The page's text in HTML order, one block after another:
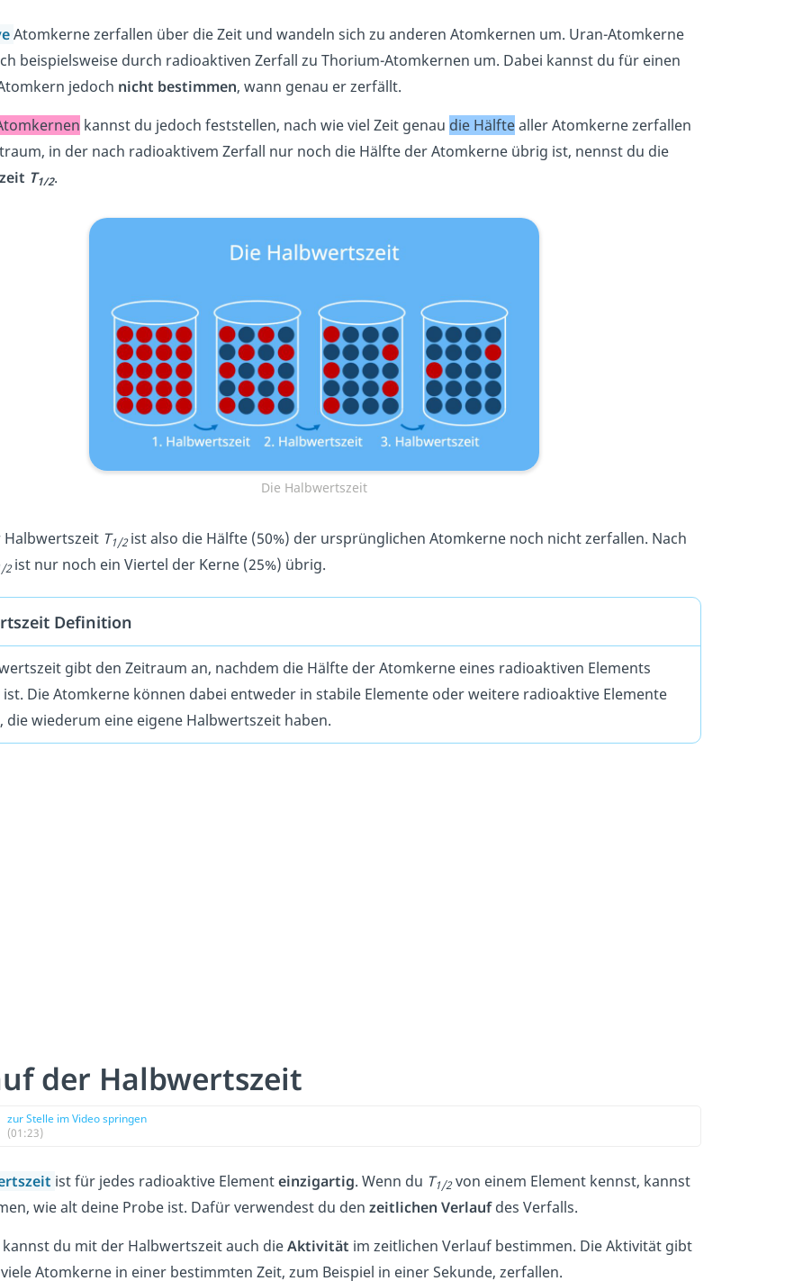
Atomkerne zerfallen über die Zeit und wandeln sich zu anderen Atomkernen um. Uran-Atomkerne
beispielsweise durch radioaktiven Zerfall zu Thorium-Atomkernen um. Dabei kannst du für einen
jedoch nicht bestimmen, wann genau er zerfällt.
kannst du jedoch feststellen, nach wie viel Zeit genau die Hälftealler Atomkerne zerfallen
in der nach radioaktivem Zerfall nur noch die Hälfte der Atomkerne übrig ist, nennst du die
T1/2.
Die Halbwertszeit
Halbwertszeit T 1/2ist also die Hälfte (50%) der ursprünglichen Atomkerne noch nicht zerfallen. Nach
2ist nur noch ein Viertel der Kerne (25%) übrig.
Definition
gibt den Zeitraum an, nachdem die Hälfte der Atomkerne eines radioaktiven Elements
Die Atomkerne können dabei entweder in stabile Elemente oder weitere radioaktive Elemente
die wiederum eine eigene Halbwertszeit haben.
der Halbwertszeit
zur Stelle im Video springen
(01:23)
ist für jedes radioaktive Elementeinzigartig. Wenn du T 1/2von einem Element kennst, kannst
wie alt deine Probe ist. Dafür verwendest du den zeitlichen Verlaufdes Verfalls.
du mit der Halbwertszeit auch dieAktivität im zeitlichen Verlauf bestimmen. Die Aktivität gibt
Atomkerne in einer bestimmten Zeit, zum Beispiel in einer Sekunde, zerfallen.